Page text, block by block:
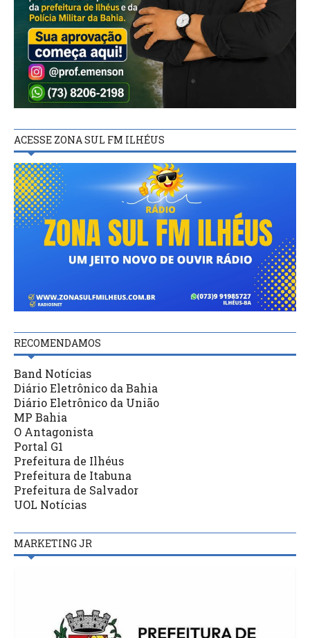
ACESSE ZONA SUL FM ILHÉUS
RECOMENDAMOS
Band Notícias
Diário Eletrônico da Bahia
Diário Eletrônico da União
MP Bahia
O Antagonista
Portal G1
Prefeitura de Ilhéus
Prefeitura de Itabuna
Prefeitura de Salvador
UOL Notícias
MARKETING JR